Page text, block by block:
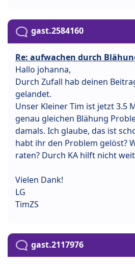
gast.2584160
Re: aufwachen durch
Hallo johanna,
Durch Zufall hab deinen
gelandet.
Unser Kleiner Tim ist jetzt 3.5
genau gleichen Blähung
damals. Ich glaube, das ist
habt ihr den Problem gelöst?
raten? Durch KA hilft nicht
Vielen Dank!
LG
TimZS
gast.2117976